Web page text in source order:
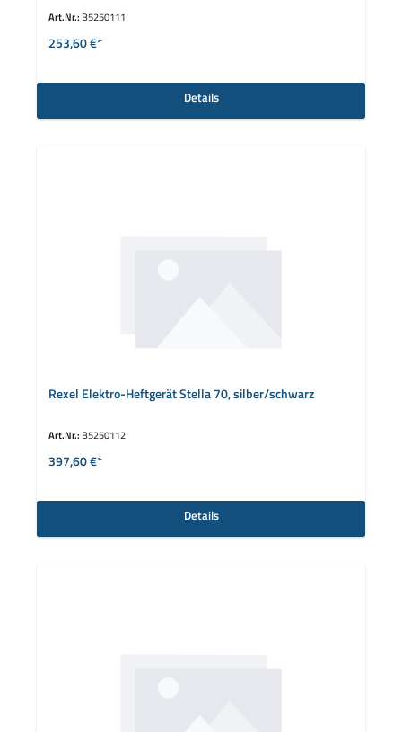
Art.Nr.: B5250111
253,60 €*
Details
Rexel Elektro-Heftgerät Stella 70, silber/schwarz
Art.Nr.: B5250112
397,60 €*
Details